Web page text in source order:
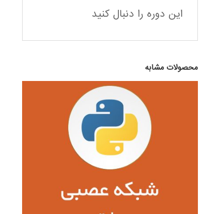
این دوره را دنبال کنید
محصولات مشابه